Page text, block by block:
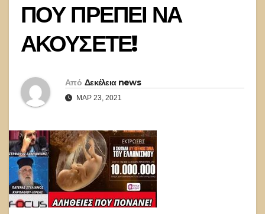
ΠΟΥ ΠΡΕΠΕΙ ΝΑ
ΑΚΟΥΣΕΤΕ!
Από Δεκέλεια news
ΜΑΡ 23, 2021